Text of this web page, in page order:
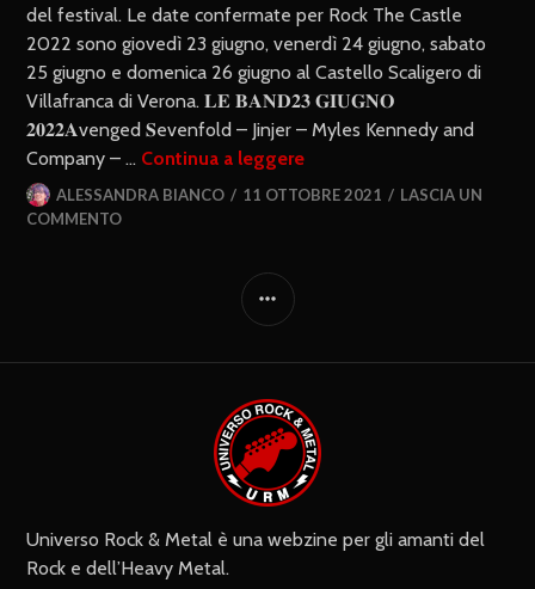
del festival. Le date confermate per Rock The Castle
2022 sono giovedì 23 giugno, venerdì 24 giugno, sabato
25 giugno e domenica 26 giugno al Castello Scaligero di
Villafranca di Verona. 𝐋𝐄 𝐁𝐀𝐍𝐃𝟐𝟑 𝐆𝐈𝐔𝐆𝐍𝐎
𝟐𝟎𝟐𝟐𝐀venged 𝐒evenfold – Jinjer – Myles Kennedy and
Company – … Continua a leggere
ALESSANDRA BIANCO 11 OTTOBRE 2021
LASCIA UN
COMMENTO
Universo Rock & Metal è una webzine per gli amanti del
Rock e dell’Heavy Metal.